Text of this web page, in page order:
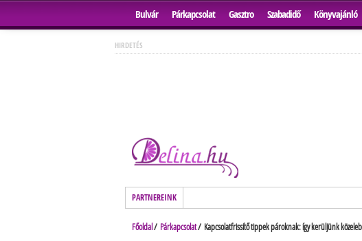
Bulvár Párkapcsolat Gasztro Szabadidő Könyvajánló
HIRDETÉS
PARTNEREINK
Főoldal/ Párkapcsolat/ Kapcsolatfrissítő tippek pároknak: így kerüljünk